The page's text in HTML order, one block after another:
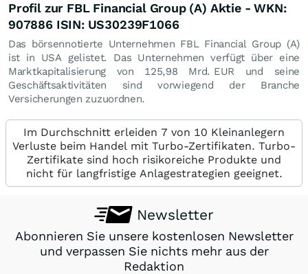
Profil zur FBL Financial Group (A) Aktie - WKN:
907886 ISIN: US30239F1066
Das börsennotierte Unternehmen FBL Financial Group (A)
ist in USA gelistet. Das Unternehmen verfügt über eine
Marktkapitalisierung von 125,98 Mrd. EUR und seine
Geschäftsaktivitäten sind vorwiegend der Branche
Versicherungen zuzuordnen.
Im Durchschnitt erleiden 7 von 10 Kleinanlegern
Verluste beim Handel mit Turbo-Zertifikaten. Turbo-
Zertifikate sind hoch risikoreiche Produkte und
nicht für langfristige Anlagestrategien geeignet.
Newsletter
Abonnieren Sie unsere kostenlosen Newsletter
und verpassen Sie nichts mehr aus der
Redaktion